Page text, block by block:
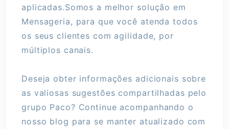
aplicadas.Somos a melhor solução em
Mensageria, para que você atenda todos
os seus clientes com agilidade, por
múltiplos canais.
Deseja obter informações adicionais sobre
as valiosas sugestões compartilhadas pelo
grupo Paco? Continue acompanhando o
nosso blog para se manter atualizado com